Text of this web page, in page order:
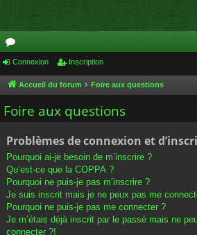
or
u
m
Connexion Inscription
Accueil du forum Foire aux questions
Foire aux questions
Problèmes de connexion et
Pourquoi ai-je besoin de m’inscrire ?
Qu’est-ce que la COPPA ?
Pourquoi ne puis-je pas m’inscrire ?
Je suis inscrit mais je ne peux pas me
Pourquoi ne puis-je pas me connecter ?
Je m’étais déjà inscrit par le passé mais ne
connecter ?!